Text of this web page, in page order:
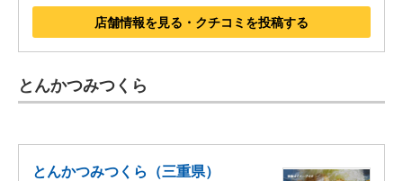
店舗情報を見る・クチコミを投稿する
とんかつみつくら
とんかつみつくら（三重県）